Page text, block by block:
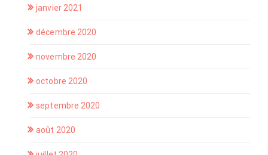
janvier 2021
décembre 2020
novembre 2020
octobre 2020
septembre 2020
août 2020